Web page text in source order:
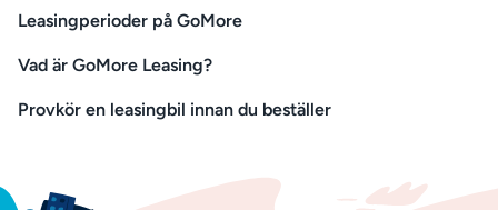
Leasingperioder på GoMore
Vad är GoMore Leasing?
Provkör en leasingbil innan du beställer